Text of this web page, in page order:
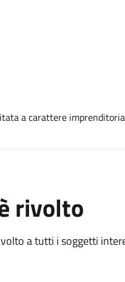
a carattere
rivolto
a tutti i soggetti